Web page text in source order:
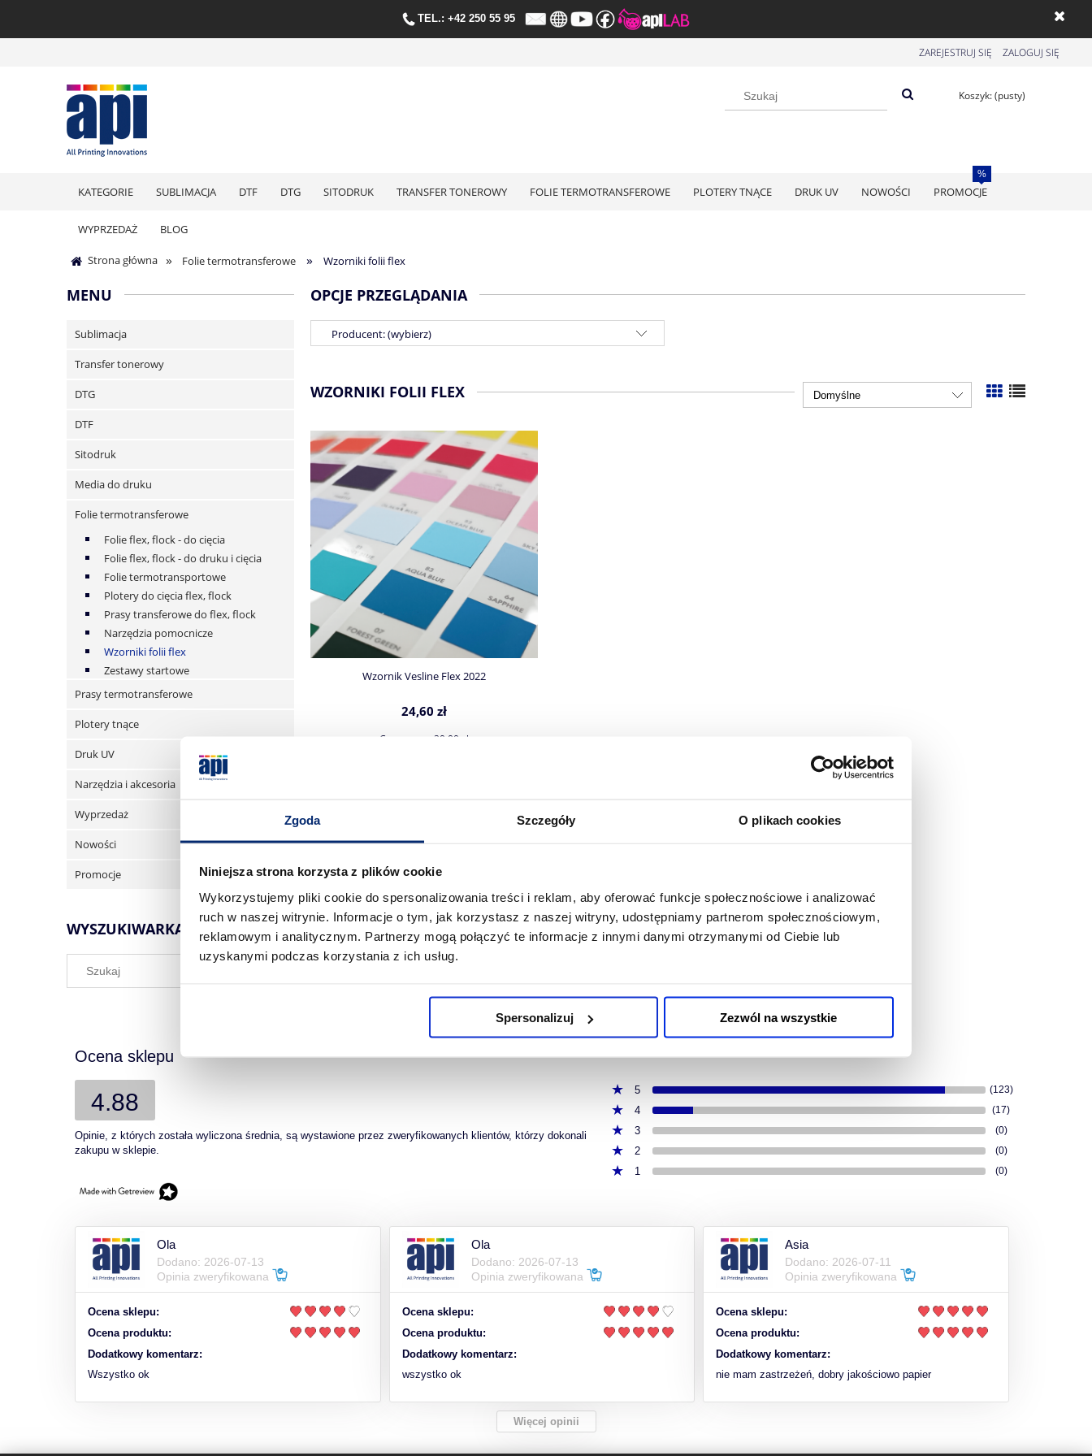
Zgoda Szczegóły O plikach cookies
Niniejsza strona korzysta z plików cookie
Wykorzystujemy pliki cookie do spersonalizowania treści i reklam, aby oferować funkcje społecznościowe i analizować
ruch w naszej witrynie. Informacje o tym, jak korzystasz z naszej witryny, udostępniamy partnerom społecznościowym,
reklamowym i analitycznym. Partnerzy mogą połączyć te informacje z innymi danymi otrzymanymi od Ciebie lub
uzyskanymi podczas korzystania z ich usług.
Spersonalizuj Zezwól na wszystkie
TE L.: +42 250 55 95
ZAREJESTRUJ SIĘ ZALOGUJ SIĘ
Koszyk:(pusty)
KATEGORIE SUBLIMACJA DTF DTG SITODRUK TRANSFER TONEROWY FOLIE TERMOTRANSFEROWE PLOTERY TNĄCE DRUK UV NOWOŚCI PROMOCJE
WYPRZEDAŻ BLOG
Strona główna » Folie termotransferowe » Wzorniki folii flex
MENU
Sublimacja
Transfer tonerowy
DTG
DTF
Sitodruk
Media do druku
Folie termotransferowe
Folie flex, flock - do cięcia
Folie flex, flock - do druku i cięcia
Folie termotransportowe
Plotery do cięcia flex, flock
Prasy transferowe do flex, flock
Narzędzia pomocnicze
Wzorniki folii flex
Zestawy startowe
Prasy termotransferowe
Plotery tnące
Druk UV
Narzędzia i akcesoria
Wyprzedaż
Nowości
Promocje
WYSZUKIWARKA
OPCJE PRZEGLĄDANIA
Producent: (wybierz)
WZORNIKI FOLII FLEX
Wzornik Vesline Flex 2022
24,60 zł
Cena netto: 20,00 zł
Ocena sklepu
4.88
Opinie, z których została wyliczona średnia, są wystawione przez zweryfikowanych klientów, którzy dokonali
zakupu w sklepie.
5 (123)
4 (17)
3 (0)
2 (0)
1 (0)
Ola
Dodano: 2026-07-13
Opinia zweryfikowana
Ocena sklepu:
Ocena produktu:
Dodatkowy komentarz:
Wszystko ok
Ola
Dodano: 2026-07-13
Opinia zweryfikowana
Ocena sklepu:
Ocena produktu:
Dodatkowy komentarz:
wszystko ok
Asia
Dodano: 2026-07-11
Opinia zweryfikowana
Ocena sklepu:
Ocena produktu:
Dodatkowy komentarz:
nie mam zastrzeżeń, dobry jakościowo papier
Więcej opinii